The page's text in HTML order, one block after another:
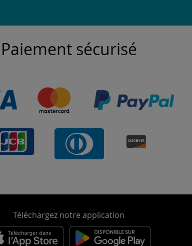
Paiement sécurisé
Téléchargez notre application